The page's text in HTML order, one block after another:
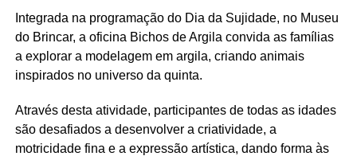
Integrada na programação do Dia da Sujidade, no Museu
do Brincar, a oficina Bichos de Argila convida as famílias
a explorar a modelagem em argila, criando animais
inspirados no universo da quinta.
Através desta atividade, participantes de todas as idades
são desafiados a desenvolver a criatividade, a
motricidade fina e a expressão artística, dando forma às